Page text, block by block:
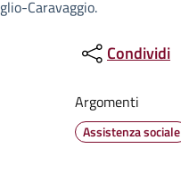
Caravaggio.
Condividi
Argomenti
Assistenza sociale